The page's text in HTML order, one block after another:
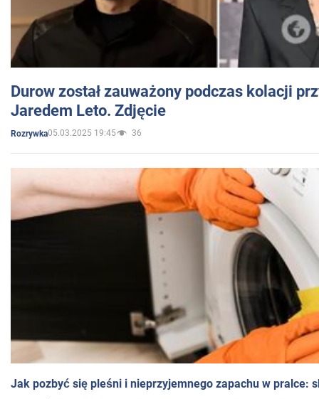
Durow został zauważony podczas kolacji
Jaredem Leto. Zdjęcie
Rozrywka05.03.2025 19:45 36
Jak pozbyć się pleśni i nieprzyjemnego zapachu w pralce: